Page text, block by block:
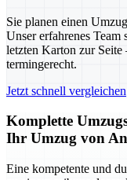
Sie planen einen
Unser erfahrenes
letzten Karton zur Seite
termingerecht.
Jetzt schnell vergleichen
Komplette
Ihr Umzug von
Eine kompetente und